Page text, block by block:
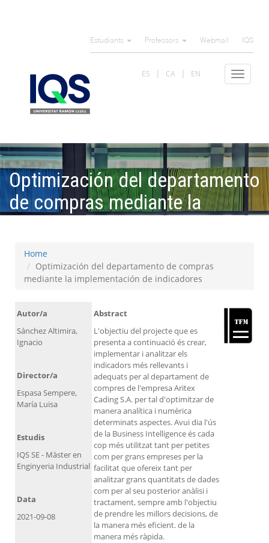
Estudiants Professors Webmail IQS
Toggle
ES CA EN
Optimización del departamento
de compras mediante la
Home
Optimización del departamento de compras
mediante la implementación de indicadores
Autor/a
Sánchez Altimira,
Ignacio
Abstract
L'objectiu del projecte que es
presenta a continuació és crear,
implementar i analitzar els
indicadors més rellevants i
adequats per al departament de
compres de l'empresa Aritex
Cading S.A. per tal d'optimitzar de
manera analítica i numèrica
determinats aspectes. Avui dia l'ús
de la Business Intelligence és cada
cop més utilitzat tant per petites
com per grans empreses per la
facilitat que ofereix tant per
analitzar grans quantitats de dades
com per al seu posterior anàlisi i
tractament, sempre amb l'objectiu
de prendre les millors decisions, de
la manera més eficient. de la
manera més ràpida.
Director/a
Espasa Sempere,
María Luisa
Estudis
IQS SE - Màster en
Enginyeria Industrial
Data
2021-09-08